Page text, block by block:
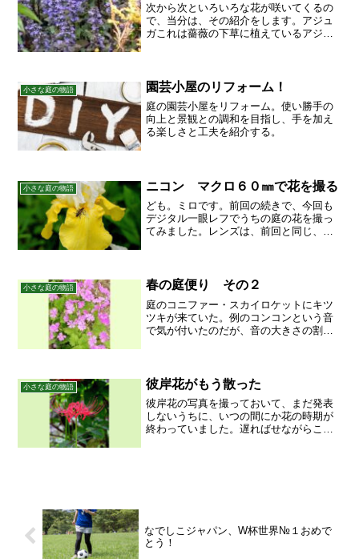
次から次といろいろな花が咲いてくるの
で、当分は、その紹介をします。アジュ
ガこれは薔薇の下草に植えているアジュ
棠の花は、蕾の頃がぽっち...
小さな庭の物語 園芸小屋のリフォーム！
庭の園芸小屋をリフォーム。使い勝手の
向上と景観との調和を目指し、手を加え
る楽しさと工夫を紹介する。
小さな庭の物語 ニコン マクロ６０㎜で花を撮る
ども。ミロです。前回の続きで、今回も
デジタル一眼レフでうちの庭の花を撮っ
てみました。レンズは、前回と同じ、
堪...
小さな庭の物語 春の庭便り その２
庭のコニファー・スカイロケットにキツ
ツキが来ていた。例のコンコンという音
で気が付いたのだが、音の大きさの割に
棠前回紹介した垂糸海棠す...
小さな庭の物語 彼岸花がもう散った
彼岸花の写真を撮っておいて、まだ発表
しないうちに、いつの間にか花の時期が
終わっていました。遅ればせながらここ
なでしこジャパン、W杯世界№１おめで
とう！